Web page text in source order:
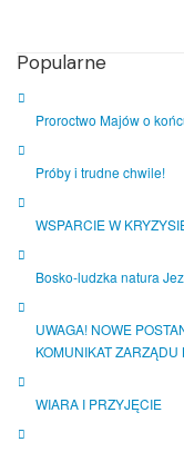
Popularne
Proroctwo Majów o
Próby i trudne chwile!
WSPARCIE W
Bosko-ludzka natura
UWAGA! NOWE
KOMUNIKAT ZARZĄDU
WIARA I PRZYJĘCIE